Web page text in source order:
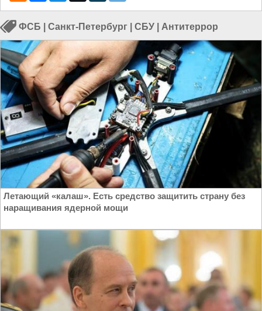
ФСБ Санкт-Петербург СБУ Антитеррор
Летающий «калаш». Есть средство защитить страну без
наращивания ядерной мощи